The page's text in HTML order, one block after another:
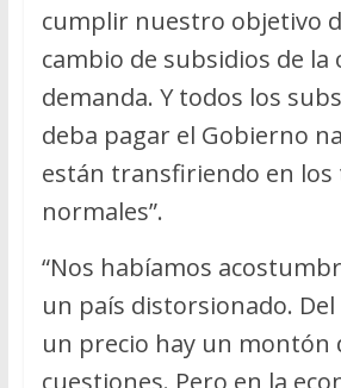
cumplir nuestro objetivo
cambio de subsidios de la
demanda. Y todos los
deba pagar el Gobierno
están transfiriendo en los
normales”.
“Nos habíamos
un país distorsionado.
un precio hay un montón
cuestiones. Pero en la